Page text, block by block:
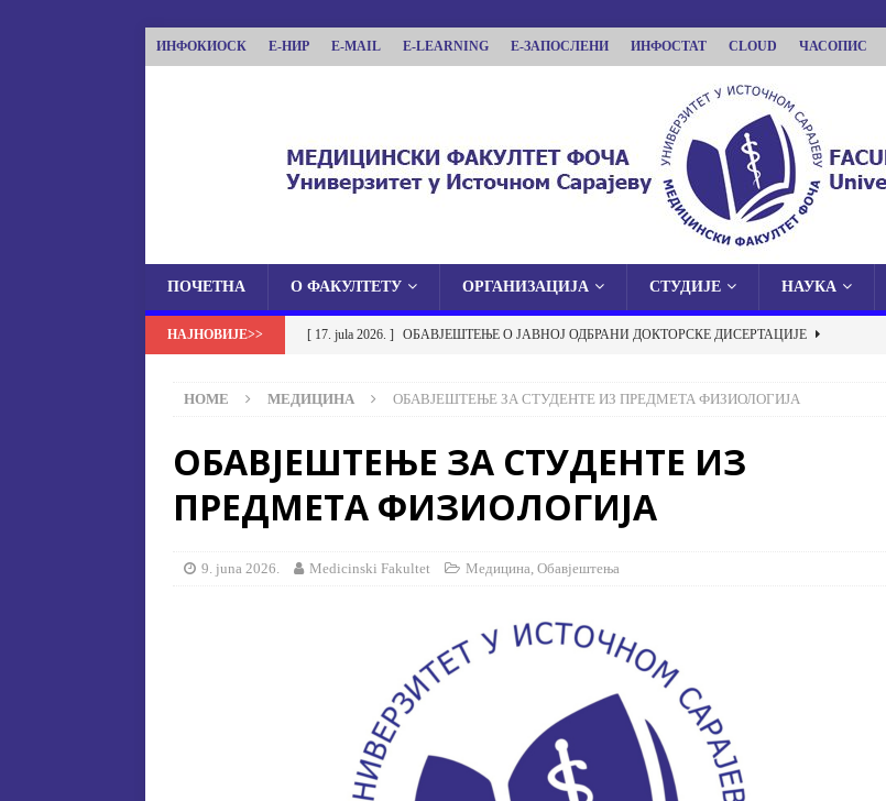
ИНФОКИОСК Е-НИР E-MAIL E-LEARNING Е-ЗАПОСЛЕНИ ИНФОСТАТ CLOUD ЧАСОПИС
МЕДИЦИНСКИ ФАКУЛТЕТ ФОЧА
МЕДИЦИНСКИ ФАКУЛТЕТ УНИВЕРЗИТЕТА У ИСТОЧНОМ САРАЈЕВУ
ПОЧЕТНА О ФАКУЛТЕТУ ОРГАНИЗАЦИЈА СТУДИЈЕ НАУКА
[ 17. jula 2026. ] ОБАВЈЕШТЕЊЕ О ЈАВНОЈ ОДБРАНИ ДОКТОРСКЕ ДИСЕРТАЦИЈЕ
[ 17. jula 2026. ] ОБАВЈЕШТЕЊА
[ 15. jula 2026. ] ОГЛАС – УПИС НА КРАТКИ ПРОГРАМ СТУДИЈА СТОМАТОЛОШКА СЕСТРА У
ВИЈЕСТИ
[ 15. jula 2026. ] Извjeштaj o зaвршeнoj дoктoрскoj дисeртaциjи
КОНАЧНА РАНГ ЛИСТА, ПРВИ УПИСНИ РОК ДРУГИ ЦИКЛУС СТУДИЈА –
УПУТСТВО ЗА ПРЕПИС СТУДЕНАТА СА ДРУГИХ ВИСОКОШКОЛСКИХ
УСТАНОВА НА МЕДИЦИНСКИ ФАКУЛТЕТ У ФОЧИ ОБАВЈЕШТЕЊА
HOME МЕДИЦИНА ОБАВЈЕШТЕЊЕ ЗА СТУДЕНТЕ ИЗ ПРЕДМЕТА ФИЗИОЛОГИЈА
ОБАВЈЕШТЕЊЕ ЗА СТУДЕНТЕ ИЗ
ПРЕДМЕТА ФИЗИОЛОГИЈА
9. juna 2026. Medicinski Fakultet Медицина, Обавјештења